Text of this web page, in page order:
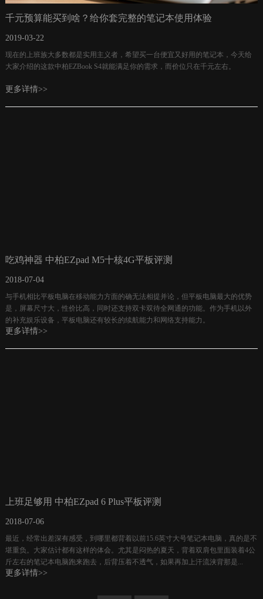
千元预算能买到啥？给你套完整的笔记本使用体验
2019-03-22
现在的上班族大多数都是实用主义者，希望买一台便宜又好用的笔记本，今天给
大家介绍的这款中柏EZBook S4就能满足你的需求，而价位只在千元左右。
更多详情>>
吃鸡神器 中柏EZpad M5十核4G平板评测
2018-07-04
与手机相比平板电脑在移动能力方面的确无法相提并论，但平板电脑最大的优势
是，屏幕尺寸大，性价比高，同时还支持双卡双待全网通的功能。作为手机以外
的补充娱乐设备，平板电脑还有较长的续航能力和网络支持能力。
更多详情>>
上班足够用 中柏EZpad 6 Plus平板评测
2018-07-06
最近，经常出差深有感受，到哪里都背着以前15.6英寸大号笔记本电脑，真的是不
堪重负。大家估计都有这样的体会。尤其是闷热的夏天，背着双肩包里面装着4公
斤左右的笔记本电脑跑来跑去，后背压着不透气，如果再加上汗流浃背那是...
更多详情>>